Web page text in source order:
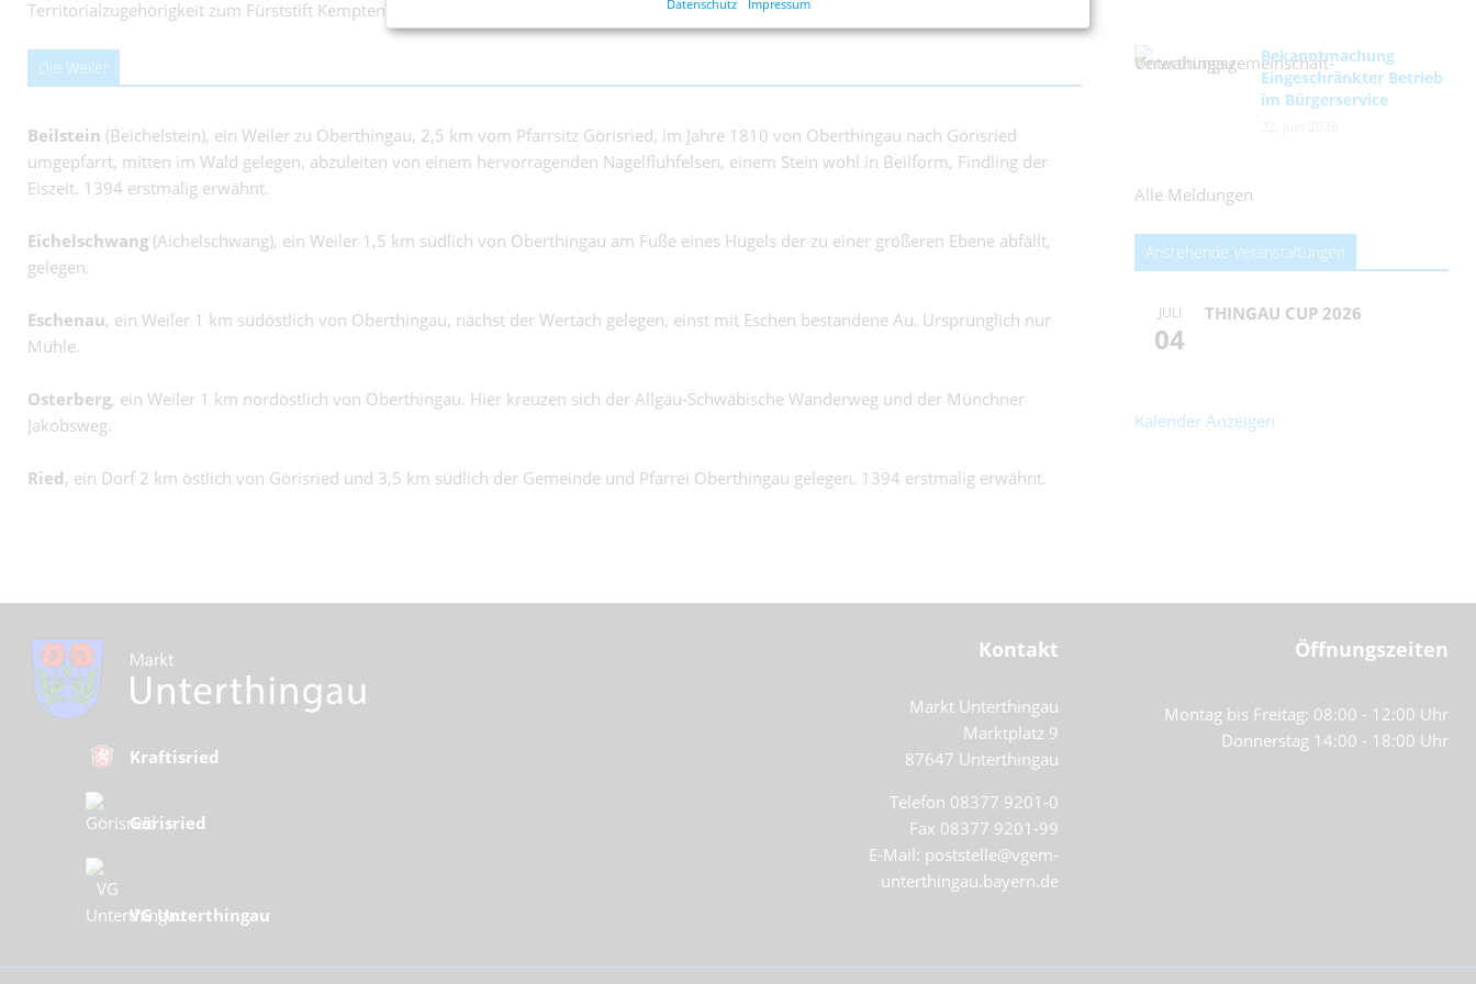
Territorialzugehörigkeit zum Fürststift Kempten und Augsburg.
Die Weiler
Beilstein (Beichelstein), ein Weiler zu Oberthingau, 2,5 km vom Pfarrsitz Görisried, im Jahre 1810 von Oberthingau nach Görisried
umgepfarrt, mitten im Wald gelegen, abzuleiten von einem hervorragenden Nagelfluhfelsen, einem Stein wohl in Beilform, Findling der
Eiszeit. 1394 erstmalig erwähnt.
Eichelschwang (Aichelschwang), ein Weiler 1,5 km südlich von Oberthingau am Fuße eines Hügels der zu einer größeren Ebene abfällt,
gelegen.
Eschenau, ein Weiler 1 km südöstlich von Oberthingau, nächst der Wertach gelegen, einst mit Eschen bestandene Au. Ursprünglich nur
Mühle.
Osterberg, ein Weiler 1 km nordöstlich von Oberthingau. Hier kreuzen sich der Allgäu-Schwäbische Wanderweg und der Münchner
Jakobsweg.
Ried, ein Dorf 2 km östlich von Görisried und 3,5 km südlich der Gemeinde und Pfarrei Oberthingau gelegen. 1394 erstmalig erwähnt.
Bekanntmachung
Eingeschränkter Betrieb
im Bürgerservice
Alle Meldungen
Anstehende Veranstaltungen
JULI
04
THINGAU CUP 2026
Kalender Anzeigen
Kraftisried
Görisried
VG Unterthingau
Kontakt
Markt Unterthingau
Marktplatz 9
87647 Unterthingau
Telefon 08377 9201-0
Fax 08377 9201-99
E-Mail: poststelle@vgem-
unterthingau.bayern.de
Öffnungszeiten
Montag bis Freitag: 08:00 - 12:00 Uhr
Donnerstag 14:00 - 18:00 Uhr